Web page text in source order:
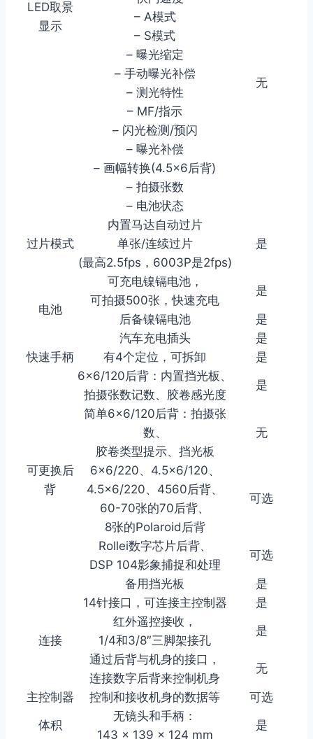
LED取景
显示
无
– A模式
– S模式
– 曝光缩定
– 手动曝光补偿
– 测光特性
– MF/指示
– 闪光检测/预闪
– 曝光补偿
– 画幅转换(4.5×6后背)
– 拍摄张数
– 电池状态
过片模式
内置马达自动过片
是
单张/连续过片
(最高2.5fps，6003P是2fps)
电池
可充电镍镉电池，
是
可拍摄500张，快速充电
后备镍镉电池
是
汽车充电插头
是
快速手柄
有4个定位，可拆卸 是
可更换后
背
6×6/120后背：内置挡光板、
是
拍摄张数记数、胶卷感光度
简单6×6/120后背：拍摄张
数、
无
胶卷类型提示、挡光板
6×6/220、4.5×6/120、
可选
4.5×6/220、4560后背、
60-70张的70后背、
8张的Polaroid后背
Rollei数字芯片后背、
可选
DSP 104影象捕捉和处理
备用挡光板
是
连接
14针接口，可连接主控制器
是
红外遥控接收，
是
1/4和3/8″三脚架接孔
通过后背与机身的接口，
无
连接数字后背来控制机身
主控制器
控制和接收机身的数据等
可选
体积
无镜头和手柄：
是
143 x 139 x 124 mm